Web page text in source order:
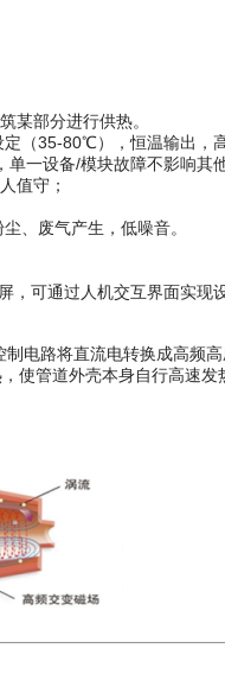
某部分进行供热。
（35-80℃），恒温输出，
一设备/模块故障不影响其
值守；
、废气产生，低噪音。
可通过人机交互界面实现
电路将直流电转换成高频
使管道外壳本身自行高速